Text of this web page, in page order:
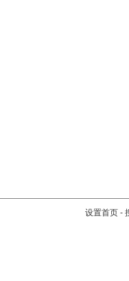
设置首页 -